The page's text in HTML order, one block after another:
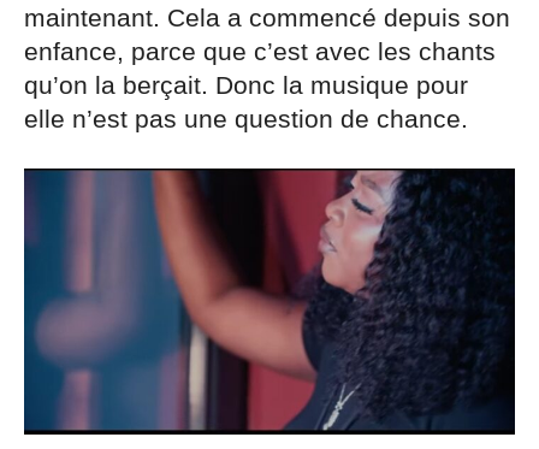
maintenant. Cela a commencé depuis son
enfance, parce que c’est avec les chants
qu’on la berçait. Donc la musique pour
elle n’est pas une question de chance.